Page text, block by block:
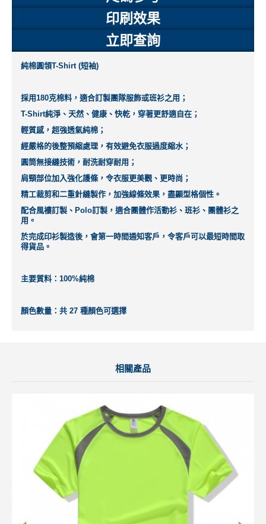
印刷效果
立即查詢
純棉圓領T-Shirt (短袖)
採用180克棉料，適合訂製團隊服飾或班衫之用；
T-Shirt純淨、天然、健康、快乾，穿著更舒適自在；
輕質感，超強透氣純棉；
經嚴格的後整預縮處理，有效避免衣服過度縮水；
圓筒無接縫技術，耐洗耐穿耐用；
肩頸部位加入強化護條，令衣服更美觀、更時尚；
精工裁剪和二重針縫製作，加強線條效果，盡顯型格個性。
配合風褸訂製、Polo訂製，適合團體作活動衫、班衫、團體衫之
用。
於完成印衫製造後，會第一時間通知客戶，令客戶可以最短時間取
得貨品。
主要質料：100%純棉
顏色數量：共 27 種顏色可選擇
相關產品